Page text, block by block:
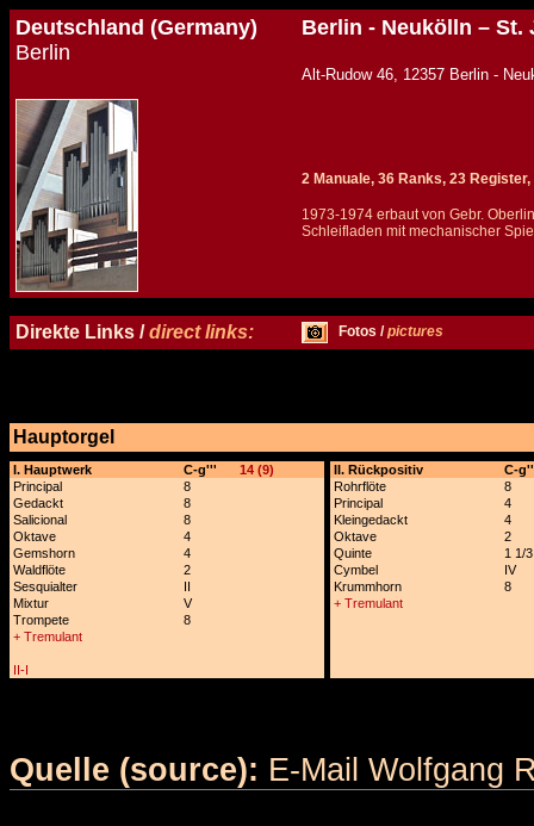
Deutschland (Germany)
Berlin
Berlin - Neukölln – St.
Alt-Rudow 46, 12357
2 Manuale, 36 Ranks, 23
1973-1974 erbaut von Gebr.
Schleifladen mit mechanischer
Direkte Links /direct links: Fotos /pictures
Hauptorgel
I. Hauptwerk C-g''' 14 (9) II. Rückpositiv
C-
Principal
8 Rohrflöte
8
Gedackt
8 Principal
4
Salicional
8 Kleingedackt
4
Oktave
4 Oktave
2
Gemshorn
4 Quinte
1 1/3
Waldflöte
2 Cymbel
IV
Sesquialter
II Krummhorn
8
Mixtur
V
+ Tremulant
Trompete
8
+ Tremulant
II-I
Quelle (source): E-Mail Wolfgang